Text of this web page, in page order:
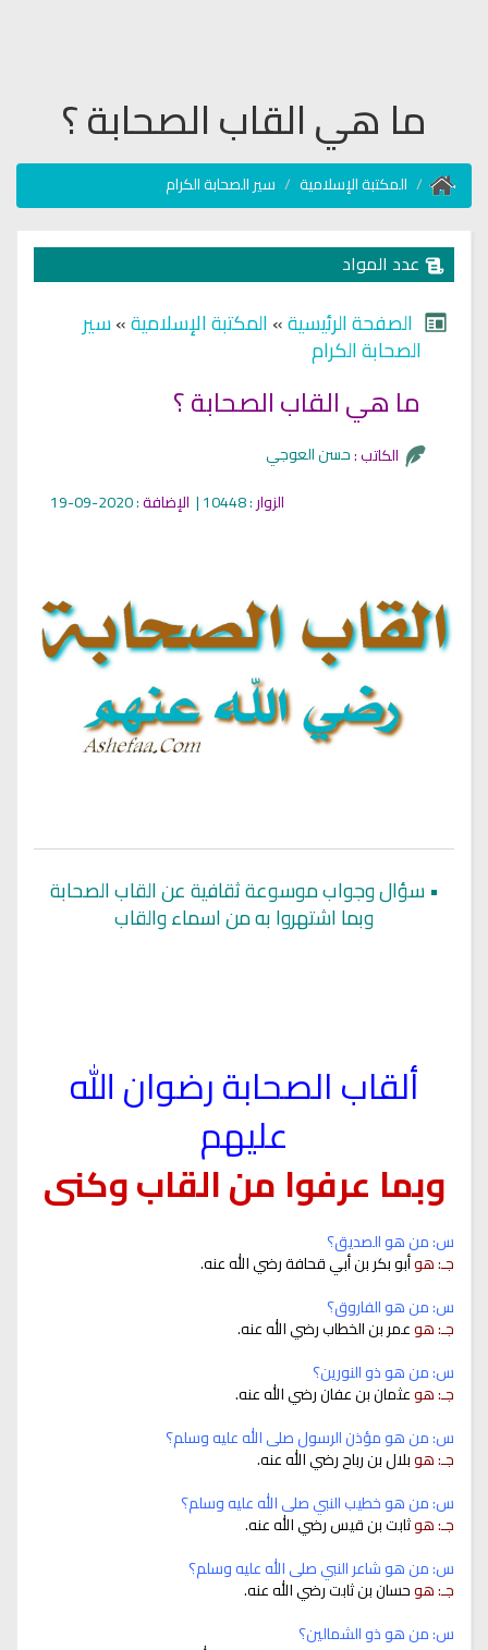
ما هي القاب الصحابة ؟
المكتبة الإسلامية سير الصحابة الكرام
عدد المواد
الصفحة الرئيسية»المكتبة الإسلامية»سير
الصحابة الكرام
الكاتب :
الزوار: 10448 | الإضافة: 2020-09-19
•سؤال وجواب موسوعة ثقافية عن القاب الصحابة
وبما اشتهروا به من اسماء والقاب
ألقاب الصحابة رضوان الله
عليهم
وبما عرفوا من القاب وكنى
س: من هو الصديق؟
جـ: هوأبو بكر بن أبي قحافة رضي الله عنه.
س: من هو الفاروق؟
جـ: هوعمر بن الخطاب رضي الله عنه.
س: من هو ذو النورين؟
جـ: هوعثمان بن عفان رضي الله عنه.
س: من هو مؤذن الرسول صلى الله عليه وسلم؟
جـ: هوبلال بن رباح رضي الله عنه.
س: من هو خطيب النبي صلى الله عليه وسلم؟
جـ: هوثابت بن قيس رضي الله عنه.
س: من هو شاعر النبي صلى الله عليه وسلم؟
جـ: هوحسان بن ثابت رضي الله عنه.
س: من هو ذو الشمالين؟